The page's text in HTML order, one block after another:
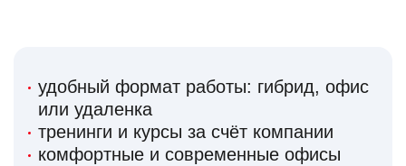
удобный формат работы: гибрид, офис
или удаленка
тренинги и курсы за счёт компании
комфортные и современные офисы